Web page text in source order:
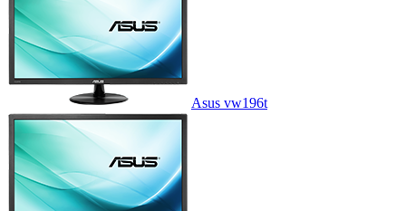
Asus vw196t